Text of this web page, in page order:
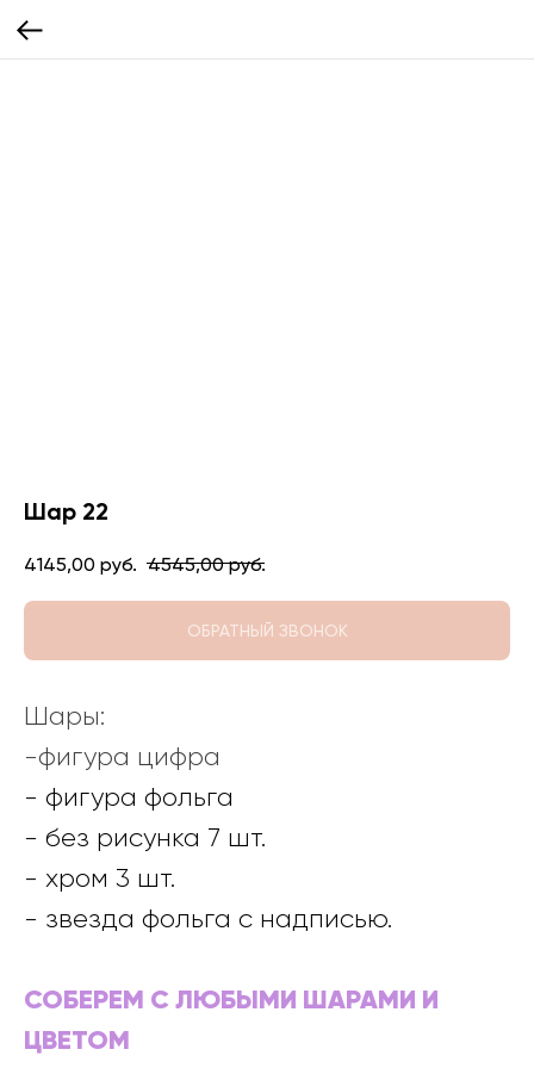
Шар 22
4145,00 руб. 4545,00 руб.
ОБРАТНЫЙ ЗВОНОК
Шары:
-фигура цифра
- фигура фольга
- без рисунка 7 шт.
- хром 3 шт.
- звезда фольга с надписью.
СОБЕРЕМ С ЛЮБЫМИ ШАРАМИ И
ЦВЕТОМ